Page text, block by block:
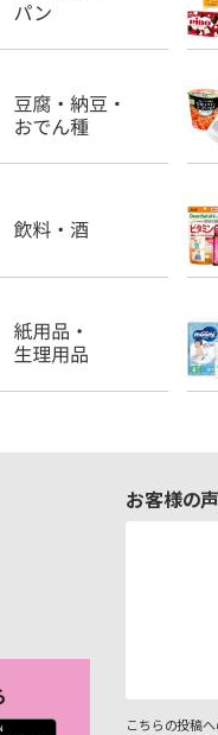
お客様の
こちらの投稿